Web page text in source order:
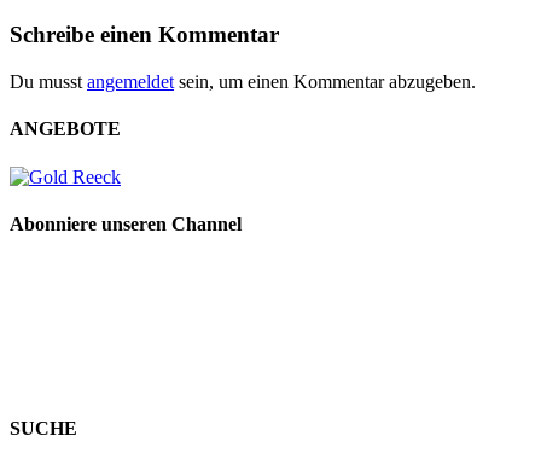
Schreibe einen Kommentar
Du musst angemeldet sein, um einen Kommentar abzugeben.
ANGEBOTE
Abonniere unseren Channel
SUCHE